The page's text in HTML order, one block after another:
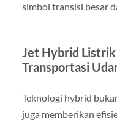
simbol transisi besar
Jet Hybrid Listrik
Transportasi
Teknologi hybrid
juga memberikan